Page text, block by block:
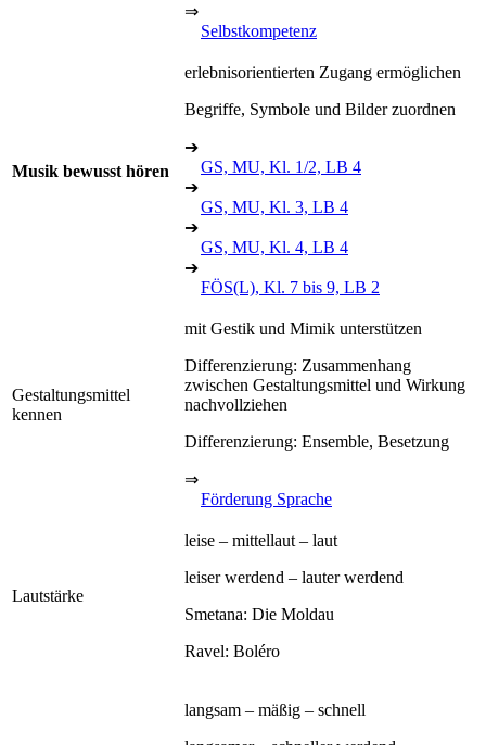
⇒
Selbstkompetenz
Musik bewusst hören
erlebnisorientierten Zugang ermöglichen
Begriffe, Symbole und Bilder zuordnen
➔
GS, MU, Kl. 1/2, LB 4
➔
GS, MU, Kl. 3, LB 4
➔
GS, MU, Kl. 4, LB 4
➔
FÖS(L), Kl. 7 bis 9, LB 2
Gestaltungsmittel
kennen
mit Gestik und Mimik unterstützen
Differenzierung: Zusammenhang
zwischen Gestaltungsmittel und Wirkung
nachvollziehen
Differenzierung: Ensemble, Besetzung
⇒
Förderung Sprache
Lautstärke
leise – mittellaut – laut
leiser werdend – lauter werdend
Smetana: Die Moldau
Ravel: Boléro
langsam – mäßig – schnell